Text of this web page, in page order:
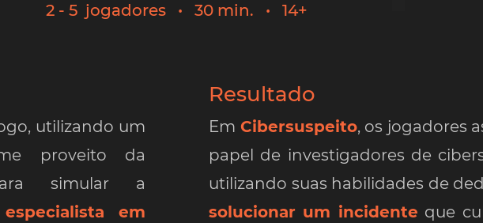
2 - 5 jogadores • 30 min. • 14+
utilizando um
proveito da
simular a
especialista em
Resultado
Em Cibersuspeito, os jogadores
papel de investigadores de
utilizando suas habilidades de
solucionar um incidente que